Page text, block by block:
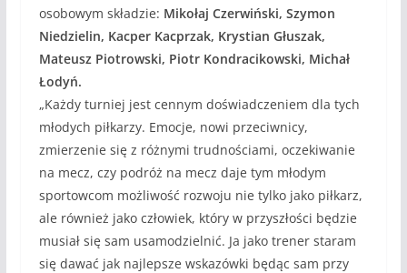
osobowym składzie: Mikołaj Czerwiński, Szymon
Niedzielin, Kacper Kacprzak, Krystian Głuszak,
Mateusz Piotrowski, Piotr Kondracikowski, Michał
Łodyń.
„Każdy turniej jest cennym doświadczeniem dla tych
młodych piłkarzy. Emocje, nowi przeciwnicy,
zmierzenie się z różnymi trudnościami, oczekiwanie
na mecz, czy podróż na mecz daje tym młodym
sportowcom możliwość rozwoju nie tylko jako piłkarz,
ale również jako człowiek, który w przyszłości będzie
musiał się sam usamodzielnić. Ja jako trener staram
się dawać jak najlepsze wskazówki będąc sam przy